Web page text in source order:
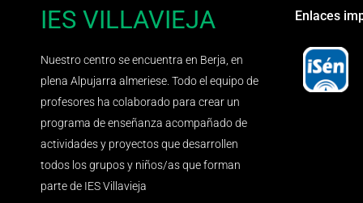
IES VILLAVIEJA
Nuestro centro se encuentra en Berja, en
plena Alpujarra almeriese. Todo el equipo de
profesores ha colaborado para crear un
programa de enseñanza acompañado de
actividades y proyectos que desarrollen
todos los grupos y niños/as que forman
parte de IES Villavieja
Enlaces